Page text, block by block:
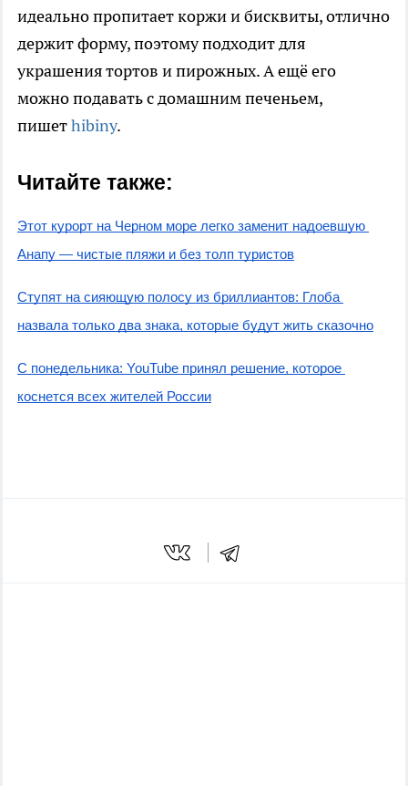
идеально пропитает коржи и бисквиты, отлично
держит форму, поэтому подходит для
украшения тортов и пирожных. А ещё его
можно подавать с домашним печеньем,
пишетhibiny.
Читайте также:
Этот курорт на Черном море легко заменит надоевшую
Анапу — чистые пляжи и без толп туристов
Ступят на сияющую полосу из бриллиантов: Глоба
назвала только два знака, которые будут жить сказочно
С понедельника: YouTube принял решение, которое
коснется всех жителей России